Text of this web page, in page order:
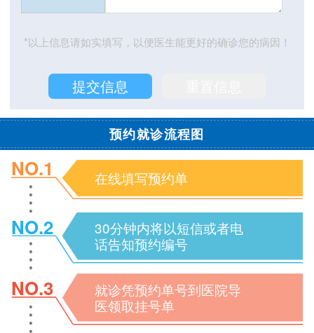
*以上信息请如实填写，以便医生能更好的确诊您的病因！
预约就诊流程图
NO.1 在线填写预约单
NO.2
30分钟内将以短信或者电
话告知预约编号
NO.3
就诊凭预约单号到医院导
医领取挂号单